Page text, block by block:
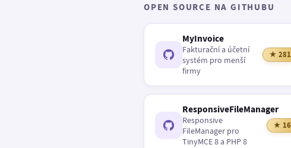
OPEN SOURCE NA GITHUBU
MyInvoice
Fakturační a účetní
systém pro menší
firmy
★ 281
ResponsiveFileManager
Responsive
FileManager pro
TinyMCE 8 a PHP 8
★ 16